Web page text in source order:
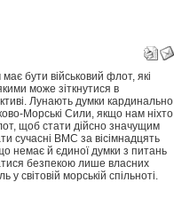
бути військовий флот, які
може зіткнутися в
Лунають думки кардинально
Морські Сили, якщо нам ніхто
щоб стати дійсно значущим
сучасні ВМС за вісімнадцять
немає й єдиної думки з питань
безпекою лише власних
у світовій морській спільноті.